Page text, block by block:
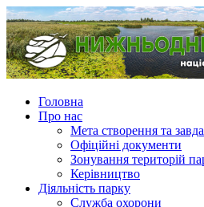
Головна
Про нас
Мета створення та
Офіційні документи
Зонування територій
Керівництво
Діяльність парку
Служба охорони